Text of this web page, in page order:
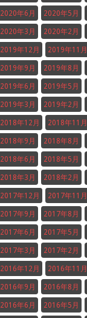
2020年6月 2020年5月
2020年3月 2020年2月
2019年12月 2019年11月
2019年9月 2019年8月
2019年6月 2019年5月
2019年3月 2019年2月
2018年12月 2018年11月
2018年9月 2018年8月
2018年6月 2018年5月
2018年3月 2018年2月
2017年12月 2017年11月
2017年9月 2017年8月
2017年6月 2017年5月
2017年3月 2017年2月
2016年12月 2016年11月
2016年9月 2016年8月
2016年6月 2016年5月